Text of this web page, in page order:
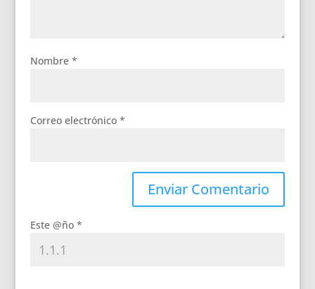
Nombre *
Correo electrónico *
Este @ño *